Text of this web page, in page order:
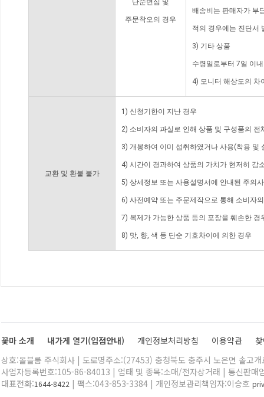
단순변심 및
주문착오의 경우
배송비는 판매자가 부
적의 경우에는 진단서
3) 기타 상품
수령일로부터 7일 이
4) 모니터 해상도의 차
교환 및 환불 불가
1) 신청기한이 지난 경우
2) 소비자의 과실로 인해 상품 및 구성품의
3) 개봉하여 이미 섭취하였거나 사용(착용 및
4) 시간이 경과하여 상품의 가치가 현저히 감
5) 상세정보 또는 사용설명서에 안내된 주의
6) 사전예약 또는 주문제작으로 통해 소비자
7) 복제가 가능한 상품 등의 포장을 훼손한 경
8) 맛, 향, 색 등 단순 기호차이에 의한 경우
꽃마 소개 내가게 열기(입점안내) 개인정보처리방침 이용약관
상호:올블룸 주식회사 | 도로명주소:(27453) 충청북도 충주시 노은면 솔고
사업자등록번호:105-86-84013 | 업태 및 종목:소매/전자상거래 | 통신판매
대표전화:1644-8422 | 팩스:043-853-3384 | 개인정보관리책임자:이승호